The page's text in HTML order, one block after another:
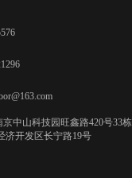
中山科技园旺鑫路420号33栋
济开发区长宁路19号